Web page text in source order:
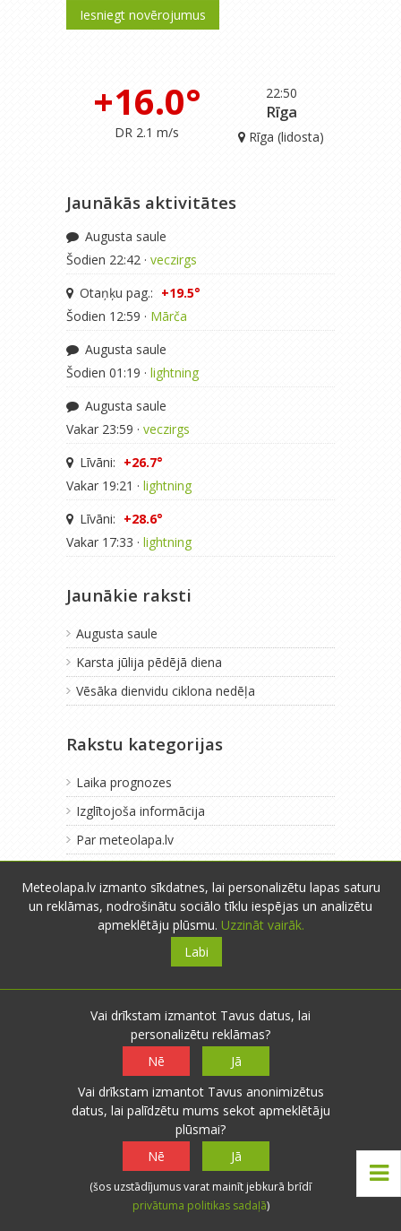
Iesniegt novērojumus
22:50
+16.0°
DR 2.1 m/s
Rīga
Rīga (lidosta)
Jaunākās aktivitātes
Augusta saule
Šodien 22:42 · veczirgs
Otaņķu pag.: +19.5°
Šodien 12:59 · Mārča
Augusta saule
Šodien 01:19 · lightning
Augusta saule
Vakar 23:59 · veczirgs
Līvāni: +26.7°
Vakar 19:21 · lightning
Līvāni: +28.6°
Vakar 17:33 · lightning
Jaunākie raksti
Augusta saule
Karsta jūlija pēdējā diena
Vēsāka dienvidu ciklona nedēļa
Rakstu kategorijas
Laika prognozes
Izglītojoša informācija
Par meteolapa.lv
Meteolapa.lv izmanto sīkdatnes, lai personalizētu lapas saturu
un reklāmas, nodrošinātu sociālo tīklu iespējas un analizētu
apmeklētāju plūsmu. Uzzināt vairāk.
Labi
Vai drīkstam izmantot Tavus datus, lai
personalizētu reklāmas?
Nē
Jā
Vai drīkstam izmantot Tavus anonimizētus
datus, lai palīdzētu mums sekot apmeklētāju
plūsmai?
Nē
Jā
(šos uzstādījumus varat mainīt jebkurā brīdī
privātuma politikas sadaļā)